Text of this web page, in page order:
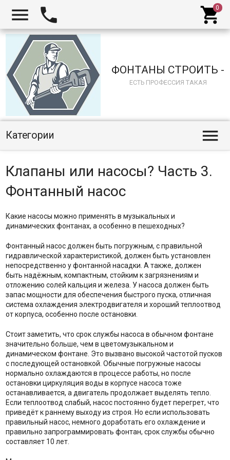
  
ФОНТАНЫ СТРОИТЬ -
ЕСТЬ ПРОФЕССИЯ ТАКАЯ
Категории 
Клапаны или насосы? Часть 3.
Фонтанный насос
Какие насосы можно применять в музыкальных и
динамических фонтанах, а особенно в пешеходных?
Фонтанный насос должен быть погружным, с правильной
гидравлической характеристикой, должен быть установлен
непосредственно у фонтанной насадки. А также, должен
быть надёжным, компактным, стойким к загрязнениям и
отложению солей кальция и железа. У насоса должен быть
запас мощности для обеспечения быстрого пуска, отличная
система охлаждения электродвигателя и хороший теплоотвод
от корпуса, особенно после остановки.
Стоит заметить, что срок службы насоса в обычном фонтане
значительно больше, чем в цветомузыкальном и
динамическом фонтане. Это вызвано высокой частотой пусков
с последующей остановкой. Обычные погружные насосы
нормально охлаждаются в процессе работы, но после
остановки циркуляция воды в корпусе насоса тоже
останавливается, а двигатель продолжает выделять тепло.
Если теплоотвод слабый, насос постоянно будет перегрет, что
приведёт к раннему выходу из строя. Но если использовать
правильный насос, немного доработать его охлаждение и
правильно запрограммировать фонтан, срок службы обычно
составляет 10 лет.